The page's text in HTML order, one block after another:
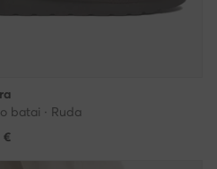
batai · Ruda
€